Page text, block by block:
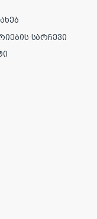
სარჩევი